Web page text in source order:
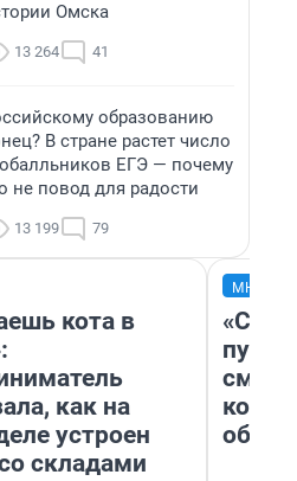
Омска
13 264 41
образованию
В стране растет число
ЕГЭ — почему
не повод для радости
13 199 79
кота в
как на
устроен
складами